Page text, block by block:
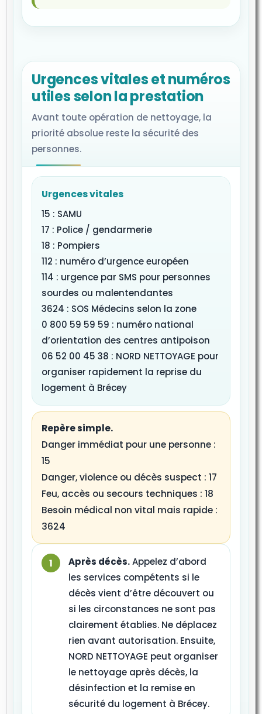
Urgences vitales et numéros
utiles selon la prestation
Avant toute opération de nettoyage, la
priorité absolue reste la sécurité des
personnes.
Urgences vitales
15 : SAMU
17 : Police / gendarmerie
18 : Pompiers
112 : numéro d’urgence européen
114 : urgence par SMS pour personnes
sourdes ou malentendantes
3624 : SOS Médecins selon la zone
0 800 59 59 59 : numéro national
d’orientation des centres antipoison
06 52 00 45 38 : NORD NETTOYAGE pour
organiser rapidement la reprise du
logement à Brécey
Repère simple.
Danger immédiat pour une personne :
15
Danger, violence ou décès suspect : 17
Feu, accès ou secours techniques : 18
Besoin médical non vital mais rapide :
3624
Après décès.Appelez d’abord
les services compétents si le
décès vient d’être découvert ou
si les circonstances ne sont pas
clairement établies. Ne déplacez
rien avant autorisation. Ensuite,
NORD NETTOYAGE peut organiser
le nettoyage après décès, la
désinfection et la remise en
sécurité du logement à Brécey.